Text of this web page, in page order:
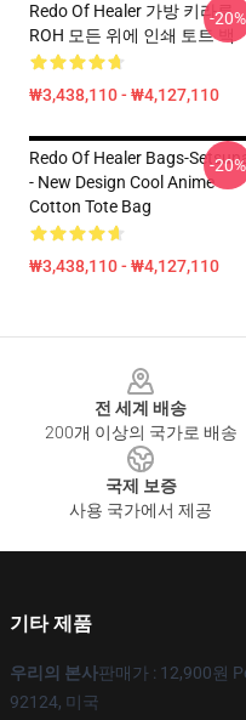
Redo Of Healer 가방 키라루
ROH 모든 위에 인쇄 토트 백
₩3,438,110 - ₩4,127,110
-20%
Redo Of Healer Bags-
- New Design Cool Anime
Cotton Tote Bag
₩3,438,110 - ₩4,127,110
-20%
전 세계 배송
200개 이상의 국가로 배송
국제 보증
사용 국가에서 제공
기타 제품
우리의 본사판매가 : 12,900원
92124, 미국